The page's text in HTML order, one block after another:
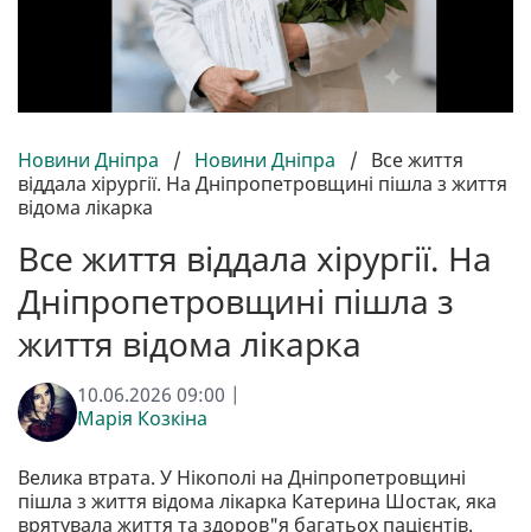
Новини Дніпра / Новини Дніпра / Все життя
віддала хірургії. На Дніпропетровщині пішла з життя
відома лікарка
Все життя віддала хірургії. На
Дніпропетровщині пішла з
життя відома лікарка
10.06.2026 09:00 |
Марія Козкіна
Велика втрата. У Нікополі на Дніпропетровщині
пішла з життя відома лікарка Катерина Шостак, яка
врятувала життя та здоров"я багатьох пацієнтів.